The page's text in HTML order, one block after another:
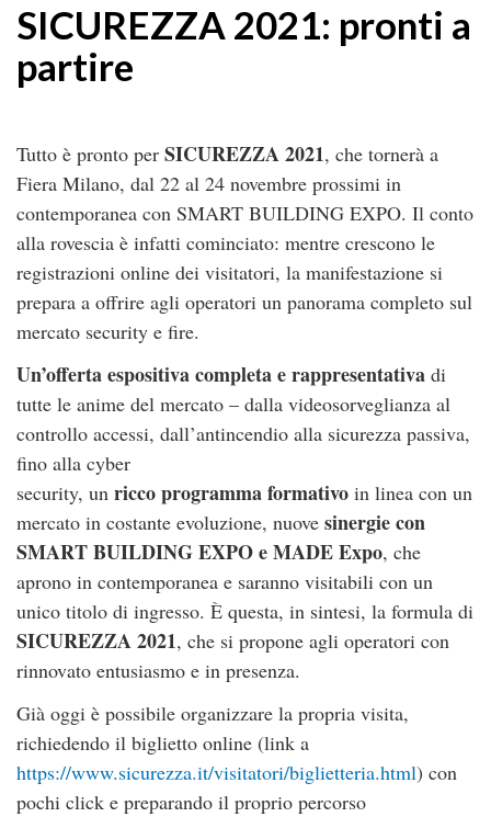
SICUREZZA 2021: pronti a
partire
Tutto è pronto per SICUREZZA 2021, che tornerà a
Fiera Milano, dal 22 al 24 novembre prossimi in
contemporanea con SMART BUILDING EXPO. Il conto
alla rovescia è infatti cominciato: mentre crescono le
registrazioni online dei visitatori, la manifestazione si
prepara a offrire agli operatori un panorama completo sul
mercato security e fire.
Un’offerta espositiva completa e rappresentativa di
tutte le anime del mercato – dalla videosorveglianza al
controllo accessi, dall’antincendio alla sicurezza passiva,
fino alla cyber
security, un ricco programma formativo in linea con un
mercato in costante evoluzione, nuove sinergie con
SMART BUILDING EXPO e MADE Expo, che
aprono in contemporanea e saranno visitabili con un
unico titolo di ingresso. È questa, in sintesi, la formula di
SICUREZZA 2021, che si propone agli operatori con
rinnovato entusiasmo e in presenza.
Già oggi è possibile organizzare la propria visita,
richiedendo il biglietto online (link a
https://www.sicurezza.it/visitatori/biglietteria.html) con
pochi click e preparando il proprio percorso